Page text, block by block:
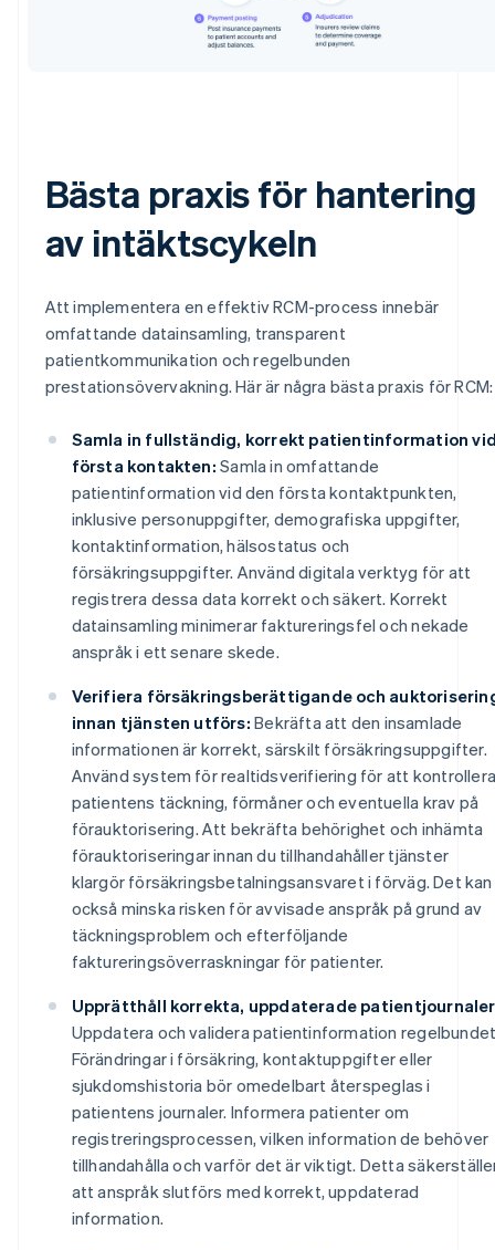
Bästa praxis för hantering
av intäktscykeln
Att implementera en effektiv RCM-process innebär
omfattande datainsamling, transparent
patientkommunikation och regelbunden
prestationsövervakning. Här är några bästa praxis för RCM:
Samla in fullständig, korrekt patientinformation
första kontakten: Samla in omfattande
patientinformation vid den första kontaktpunkten,
inklusive personuppgifter, demografiska uppgifter,
kontaktinformation, hälsostatus och
försäkringsuppgifter. Använd digitala verktyg för att
registrera dessa data korrekt och säkert. Korrekt
datainsamling minimerar faktureringsfel och nekade
anspråk i ett senare skede.
Verifiera försäkringsberättigande och
innan tjänsten utförs: Bekräfta att den insamlade
informationen är korrekt, särskilt försäkringsuppgifter.
Använd system för realtidsverifiering för att kontrollera
patientens täckning, förmåner och eventuella krav på
förauktorisering. Att bekräfta behörighet och inhämta
förauktoriseringar innan du tillhandahåller tjänster
klargör försäkringsbetalningsansvaret i förväg. Det kan
också minska risken för avvisade anspråk på grund av
täckningsproblem och efterföljande
faktureringsöverraskningar för patienter.
Upprätthåll korrekta, uppdaterade
Uppdatera och validera patientinformation
Förändringar i försäkring, kontaktuppgifter eller
sjukdomshistoria bör omedelbart återspeglas i
patientens journaler. Informera patienter om
registreringsprocessen, vilken information de behöver
tillhandahålla och varför det är viktigt. Detta
att anspråk slutförs med korrekt, uppdaterad
information.